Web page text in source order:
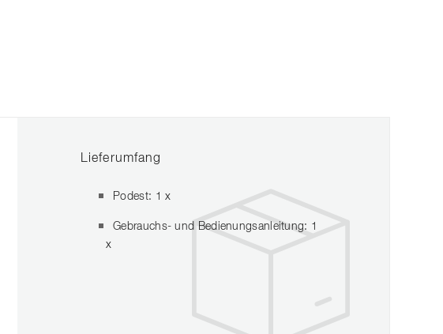
Lieferumfang
Podest: 1 x
Gebrauchs- und Bedienungsanleitung: 1
x